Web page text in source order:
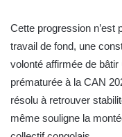
Cette progression n’est
travail de fond, une
volonté affirmée de bâtir
prématurée à la CAN
résolu à retrouver
même souligne la